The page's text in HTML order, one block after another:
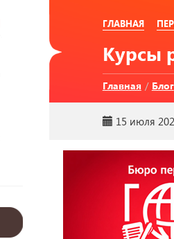
ГЛАВНАЯ
Курсы
Главная / Блог
15 июля